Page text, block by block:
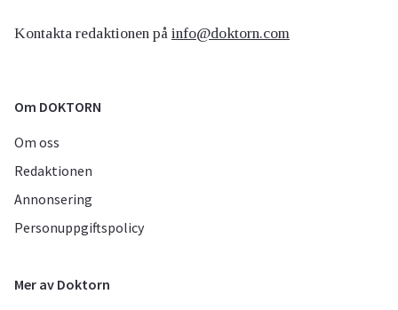
Kontakta redaktionen på info@doktorn.com
Om DOKTORN
Om oss
Redaktionen
Annonsering
Personuppgiftspolicy
Mer av Doktorn